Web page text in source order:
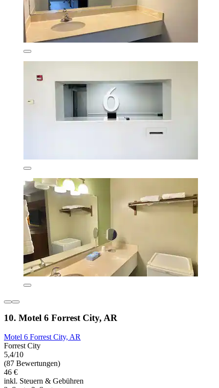
10. Motel 6 Forrest City, AR
Motel 6 Forrest City, AR
Forrest City
5,4/10
(87 Bewertungen)
46 €
inkl. Steuern & Gebühren